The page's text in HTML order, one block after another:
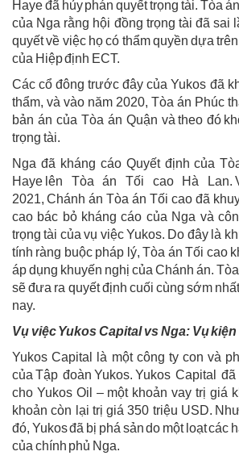
Haye đã hủy phán quyết trọng tài. Tòa
của Nga rằng hội đồng trọng tài đã sai
quyết về việc họ có thẩm quyền dựa
của Hiệp định ECT.
Các cổ đông trước đây của Yukos đã
thẩm, và vào năm 2020, Tòa án Phúc
bản án của Tòa án Quận và theo đó
trọng tài.
Nga đã kháng cáo Quyết định của
Haye lên Tòa án Tối cao Hà Lan.
2021, Chánh án Tòa án Tối cao đã
cao bác bỏ kháng cáo của Nga và
trọng tài của vụ việc Yukos. Do đây là
tính ràng buộc pháp lý, Tòa án Tối cao
áp dụng khuyến nghị ​​của Chánh án.
sẽ đưa ra quyết định cuối cùng sớm
nay.
Vụ việc Yukos Capital vs Nga: Vụ
Yukos Capital là một công ty con và
của Tập đoàn Yukos. Yukos Capital
cho Yukos Oil – một khoản vay trị giá
khoản còn lại trị giá 350 triệu USD.
đó, Yukos đã bị phá sản do một loạt các
của chính phủ Nga.